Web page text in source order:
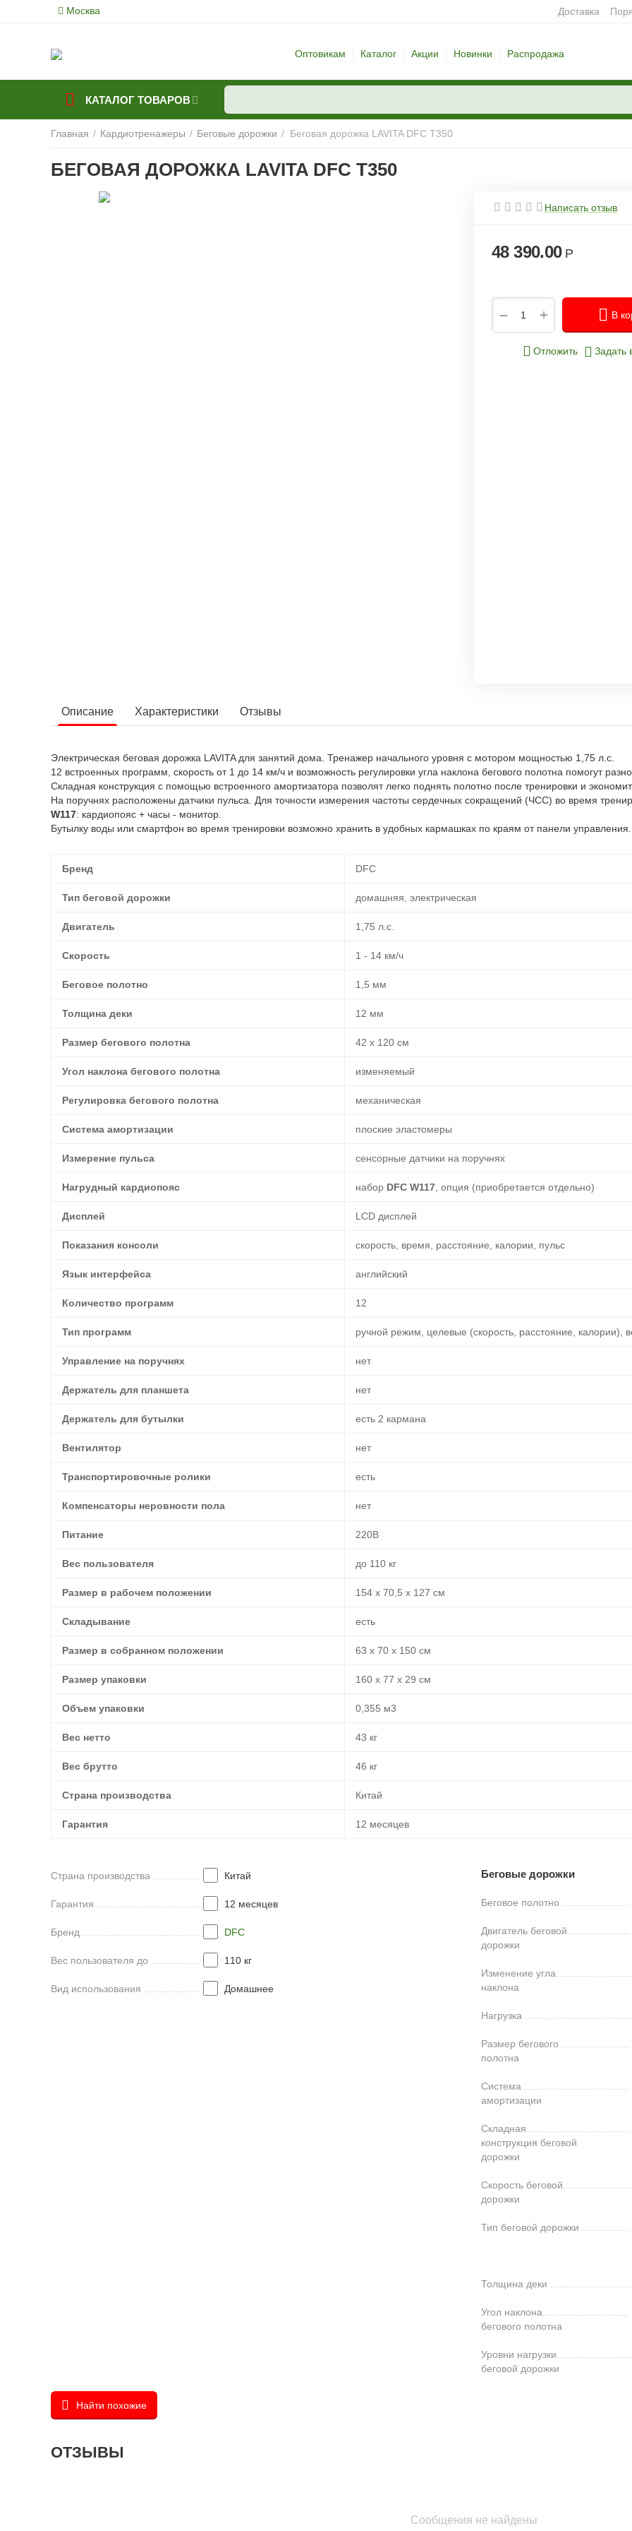
Москва Доставка
Оптовикам Каталог Акции Новинки Распродажа
КАТАЛОГ ТОВАРОВ
Главная / Кардиотренажеры / Беговые дорожки / Беговая дорожка LAVITA DFC T350
БЕГОВАЯ ДОРОЖКА LAVITA DFC T350
Написать отзыв
48 390.00 Р
+
− В
Отложить Задать
Описание Характеристики Отзывы
Электрическая беговая дорожка LAVITA для занятий дома. Тренажер начального уровня с мотором мощностью 1,75 л.с.
12 встроенных программ, скорость от 1 до 14 км/ч и возможность регулировки угла наклона бегового полотна помогут
Складная конструкция с помощью встроенного амортизатора позволят легко поднять полотно после тренировки и
На поручнях расположены датчики пульса. Для точности измерения частоты сердечных сокращений (ЧСС) во время
W117: кардиопояс + часы - монитор.
Бутылку воды или смартфон во время тренировки возможно хранить в удобных кармашках по краям от панели управления.
Бренд DFC
Тип беговой дорожки домашняя, электрическая
Двигатель 1,75 л.с.
Скорость 1 - 14 км/ч
Беговое полотно 1,5 мм
Толщина деки 12 мм
Размер бегового полотна 42 х 120 см
Угол наклона бегового полотна изменяемый
Регулировка бегового полотна механическая
Система амортизации плоские эластомеры
Измерение пульса сенсорные датчики на поручнях
Нагрудный кардиопояс набор DFC W117 , опция (приобретается отдельно)
Дисплей LCD дисплей
Показания консоли скорость, время, расстояние, калории, пульс
Язык интерфейса английский
Количество программ 12
Тип программ ручной режим, целевые (скорость, расстояние, калории),
Управление на поручнях нет
Держатель для планшета нет
Держатель для бутылки есть 2 кармана
Вентилятор нет
Транспортировочные ролики есть
Компенсаторы неровности пола нет
Питание 220В
Вес пользователя до 110 кг
Размер в рабочем положении 154 х 70,5 х 127 см
Складывание есть
Размер в собранном положении 63 х 70 х 150 см
Размер упаковки 160 х 77 х 29 см
Объем упаковки 0,355 м3
Вес нетто 43 кг
Вес брутто 46 кг
Страна производства Китай
Гарантия 12 месяцев
Страна производства Китай
Гарантия 12 месяцев
Бренд DFC
Вес пользователя до 110 кг
Вид использования Домашнее
Беговые дорожки
Беговое полотно
Двигатель беговой
дорожки
Изменение угла
наклона
Нагрузка
Размер бегового
полотна
Система
амортизации
Складная
конструкция беговой
дорожки
Скорость беговой
дорожки
Тип беговой дорожки
Толщина деки
Угол наклона
бегового полотна
Уровни нагрузки
беговой дорожки
Найти похожие
ОТЗЫВЫ
Сообщения не найдены